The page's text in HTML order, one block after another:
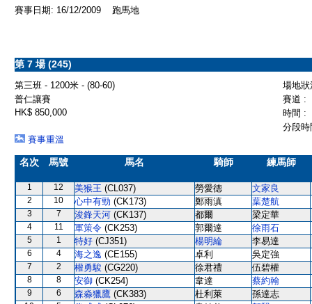
賽事日期: 16/12/2009 跑馬地
第 7 場 (245)
第三班 - 1200米 - (80-60)
場地
普仁讓賽
賽道 :
HK$ 850,000
時間 :
分段
賽事重溫
名次 馬號 馬名 騎師 練馬師
1 12 美猴王 (CL037) 勞愛德 文家良
2 10 心中有勁 (CK173) 鄭雨滇 葉楚航
3 7 浚鋒天河 (CK137) 都爾 梁定華
4 11 軍策令 (CK253) 郭爾達 徐雨石
5 1 特好 (CJ351) 楊明綸 李易達
6 4 海之逸 (CE155) 卓利 吳定強
7 2 權勇駿 (CG220) 徐君禮 伍碧權
8 8 安御 (CK254) 韋達 蔡約翰
9 6 森淼獵鷹 (CK383) 杜利萊 孫達志